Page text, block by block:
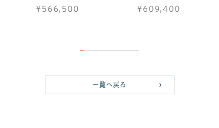
¥566,500 ¥609,400
一覧へ戻る